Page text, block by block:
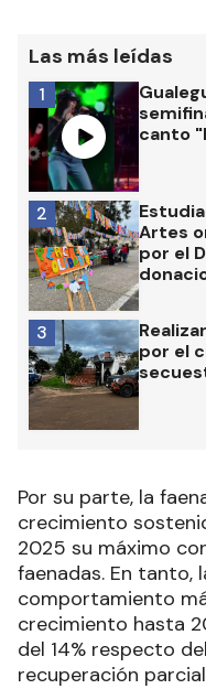
Las más leídas
canto
1
Artes
por el
2
por el
3
Por su parte, la
crecimiento
2025 su máximo
faenadas. En tanto,
comportamiento
crecimiento hasta
del 14% respecto
recuperación